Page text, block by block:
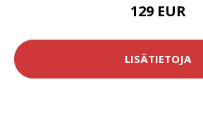
129 EUR
LISÄTIETOJA